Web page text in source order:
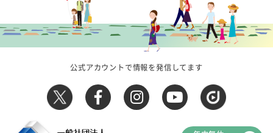
公式アカウントで情報を発信してます